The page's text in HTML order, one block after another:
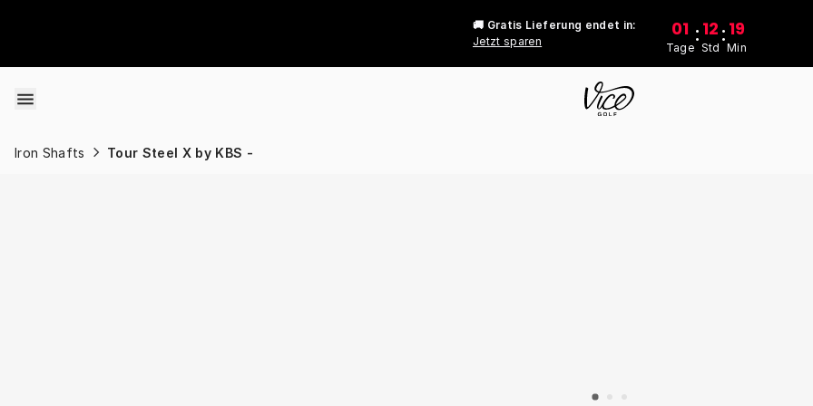
🚚 Gratis Lieferung endet in:
Jetzt sparen
01
Tage
: 12
Std
: 19
Min
Iron Shafts Tour Steel X by KBS -